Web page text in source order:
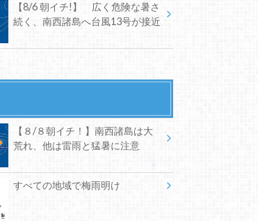
【8/6 朝イチ!】 広く危険な暑さ
続く、南西諸島へ台風13号が接近
【８/８朝イチ！】南西諸島は大
荒れ、他は雷雨と猛暑に注意
すべての地域で梅雨明け